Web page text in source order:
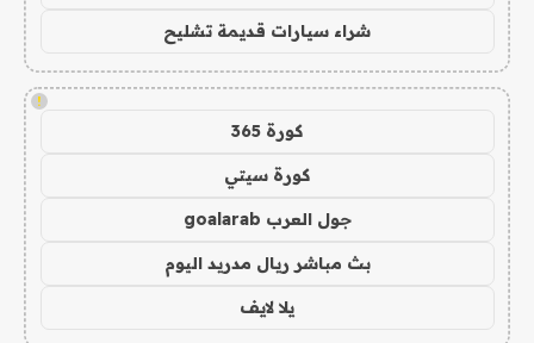
شراء سيارات قديمة تشليح
!
كورة 365
كورة سيتي
جول العرب goalarab
بث مباشر ريال مدريد اليوم
يلا لايف